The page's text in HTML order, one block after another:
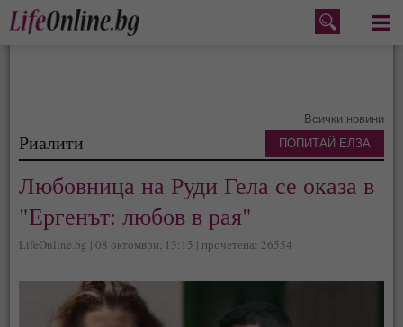
Меню
Всички новини
Риалити
Любовница на Руди Гела се оказа в
"Ергенът: любов в рая"
LifeOnline.bg | 08 октомври, 13:15 | прочетена: 26554
ПОПИТАЙ ЕЛЗА